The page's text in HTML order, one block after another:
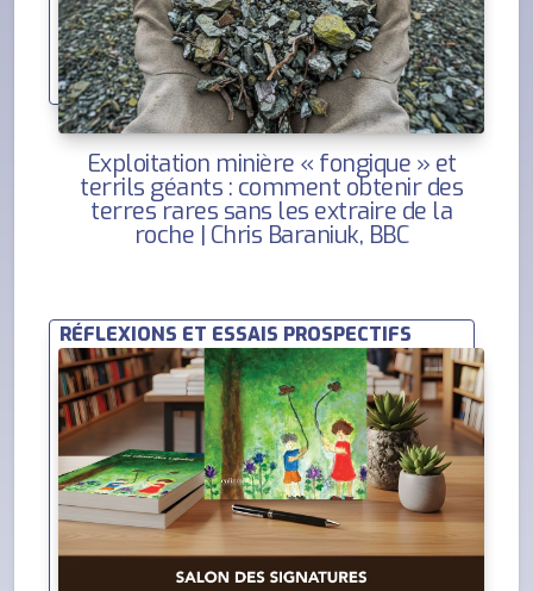
Exploitation minière « fongique » et
terrils géants : comment obtenir des
terres rares sans les extraire de la
roche | Chris Baraniuk, BBC
RÉFLEXIONS ET ESSAIS PROSPECTIFS